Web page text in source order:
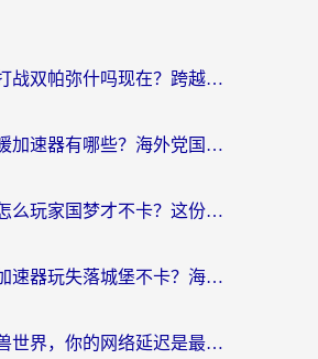
在欧洲可以打战双帕弥什吗现在？跨越延迟墙的实战指南
国外奇迹暖暖加速器有哪些？海外党国服游戏畅玩终极指南（附亲测推荐）
在意大利，怎么玩家国梦才不卡？这份终极加速指南请收好
美国用什么加速器玩失落城堡不卡？海外党亲测有效的国服游戏加速指南
在外国玩魔兽世界，你的网络延迟是最大的敌人